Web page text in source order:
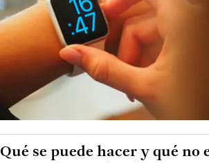
Qué se puede hacer y qué no